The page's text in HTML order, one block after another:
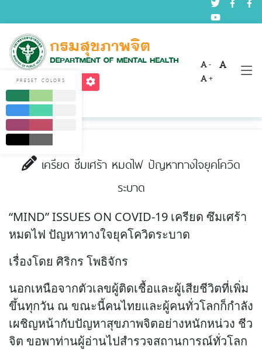
-
+
บทความด้านสุขภาพจิต
Home บริการ
เครียด ซึมเศร้า หมดไฟ ปัญหาทางใจยุคโควิด
ระบาด
“MIND” ISSUES ON COVID-19 เครียด ซึมเศร้า
หมดไฟ ปัญหาทางใจยุคโควิดระบาด
เรื่องโดย ศิริกร โพธิจักร
นอกเหนือจากตัวเลขผู้ติดเชื้อและผู้เสียชีวิตที่เพิ่ม
ขึ้นทุกวัน ณ ขณะนี้คนไทยและผู้คนทั่วโลกก็กำลัง
เผชิญหน้ากับปัญหาสุขภาพจิตอย่างหนักหน่วง ชีว
จิต ขอพาท่านผู้อ่านไปสำรวจสถานการณ์ทั่วโลก
PRESET COLORS